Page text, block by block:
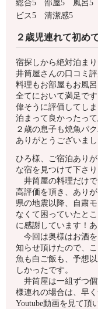
総合5 部屋5 風呂5
ビス5 清潔感5
２歳児連れて初め
宿探しから絶対泊ま
井筒屋さんの口コミ
料理もお部屋もお風
全てにおいて満足です
偉そうに評価してし
泊まって良かったっ
２歳の息子も焼魚パ
ありがとうございまし
ひろ様、ご宿泊あり
な宿を見つけて下さ
井筒屋の料理だけで
高評価を頂き、あり
県の地震以降、自粛
なくて困っていたと
に感謝しています！
今回は奥様はお酒を
知らせ頂けたので、
魚も白ご飯も、予想
しかったです。
井筒屋は一組ずつ個
様連れの場合は、早
Youtube動画を見て頂